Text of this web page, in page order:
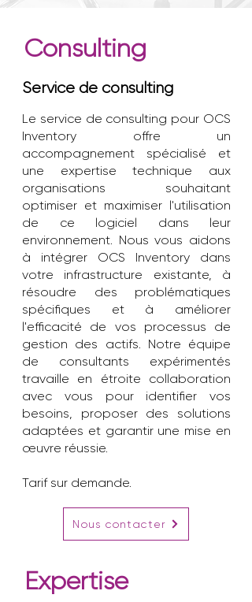
Consulting
Service de consulting
Le service de consulting pour OCS
Inventory offre un
accompagnement spécialisé et
une expertise technique aux
organisations souhaitant
optimiser et maximiser l'utilisation
de ce logiciel dans leur
environnement. Nous vous aidons
à intégrer OCS Inventory dans
votre infrastructure existante, à
résoudre des problématiques
spécifiques et à améliorer
l'efficacité de vos processus de
gestion des actifs. Notre équipe
de consultants expérimentés
travaille en étroite collaboration
avec vous pour identifier vos
besoins, proposer des solutions
adaptées et garantir une mise en
œuvre réussie.
Tarif sur demande.
Nous contacter
Expertise